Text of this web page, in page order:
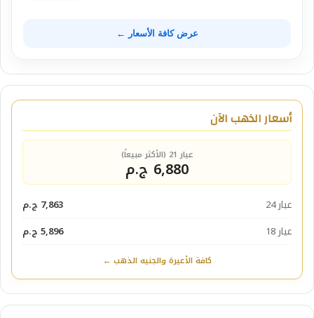
عرض كافة الأسعار ←
أسعار الذهب الآن
عيار 21 (الأكثر مبيعاً)
6,880 ج.م
عيار 24
7,863 ج.م
عيار 18
5,896 ج.م
كافة الأعيرة والجنيه الذهب ←